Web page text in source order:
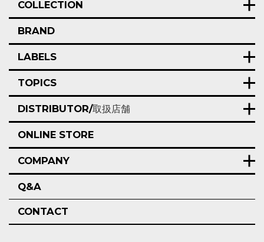
COLLECTION
BRAND
LABELS
TOPICS
DISTRIBUTOR/取扱店舗
ONLINE STORE
COMPANY
Q&A
CONTACT